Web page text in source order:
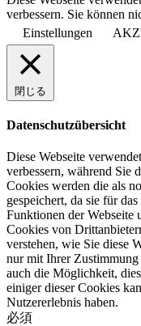
verbessern. Sie können
Einstellungen
閉じる
Datenschutzübersicht
Diese Webseite
verbessern, während Sie
Cookies werden die als
gespeichert, da sie für
Funktionen der Webseite
Cookies von
verstehen, wie Sie diese
nur mit Ihrer
auch die Möglichkeit,
einiger dieser Cookies
Nutzererlebnis haben.
必須